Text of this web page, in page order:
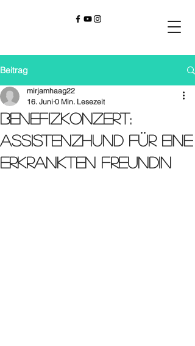
Beitrag
Benefizkonzert:
Assistenzhund Für eine
erkrankten Freundin
mirjamhaag22
16. Juni 0 Min. Lesezeit